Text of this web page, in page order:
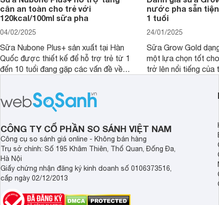
cân an toàn cho trẻ với
120kcal/100ml sữa pha
04/02/2025
Sữa Nubone Plus+ sản xuất tại Hàn
Quốc được thiết kế để hỗ trợ trẻ từ 1
đến 10 tuổi đang gặp các vấn đề về
dinh dưỡng. Sản phẩm đến từ thương
hiệu Lotte đứng số 1 Hàn Quốc, với
mức giá thành ổn phù hợp với người
dùng Việt.
nước pha sẵn
1 tuổi
24/01/2025
Sữa Grow Gold
một lựa chọn tốt
trở lên nổi tiếng của
Malaysia. Với thành
đầy đủ và hương vị
thể chất mà còn hỗ
giác.
CÔNG TY CỔ PHẦN SO SÁNH VIỆT NAM
Công cụ so sánh giá online - Không bán hàng
Trụ sở chính: Số 195 Khâm Thiên, Thổ Quan, Đống Đa,
Hà Nội
Giấy chứng nhận đăng ký kinh doanh số 0106373516,
cấp ngày 02/12/2013